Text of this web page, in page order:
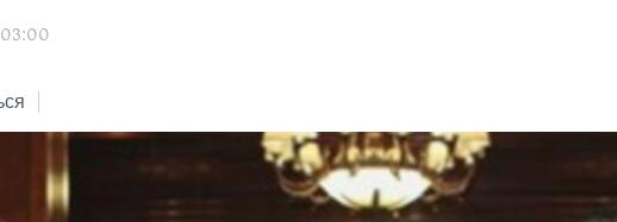
03:00